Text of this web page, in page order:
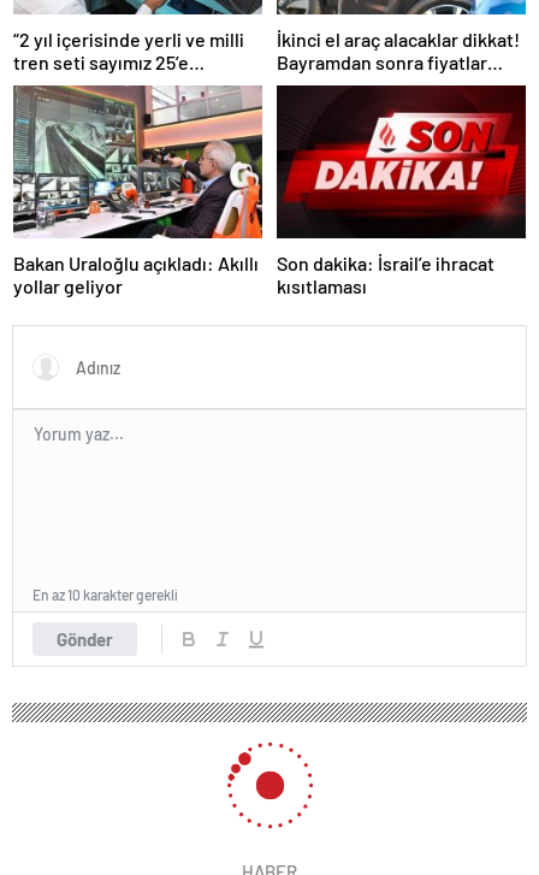
“2 yıl içerisinde yerli ve milli
tren seti sayımız 25’e
ulaşacak”
İkinci el araç alacaklar dikkat!
Bayramdan sonra fiyatlar
artacak mı? İşte cevabı…
Bakan Uraloğlu açıkladı: Akıllı
yollar geliyor
Son dakika: İsrail’e ihracat
kısıtlaması
Gönder
En az 10 karakter gerekli